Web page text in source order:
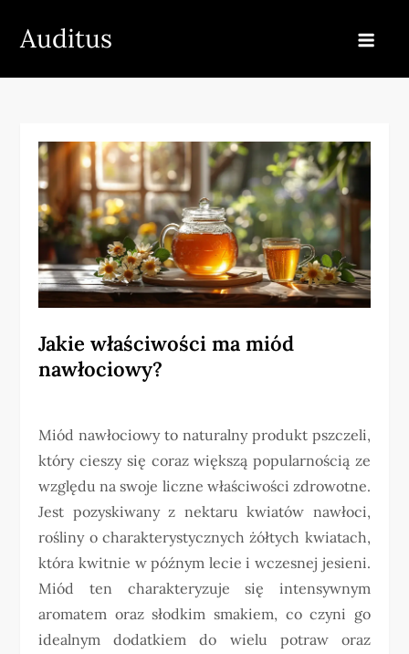
Auditus
Jakie właściwości ma miód
nawłociowy?
Miód nawłociowy to naturalny produkt pszczeli,
który cieszy się coraz większą popularnością ze
względu na swoje liczne właściwości zdrowotne.
Jest pozyskiwany z nektaru kwiatów nawłoci,
rośliny o charakterystycznych żółtych kwiatach,
która kwitnie w późnym lecie i wczesnej jesieni.
Miód ten charakteryzuje się intensywnym
aromatem oraz słodkim smakiem, co czyni go
idealnym dodatkiem do wielu potraw oraz